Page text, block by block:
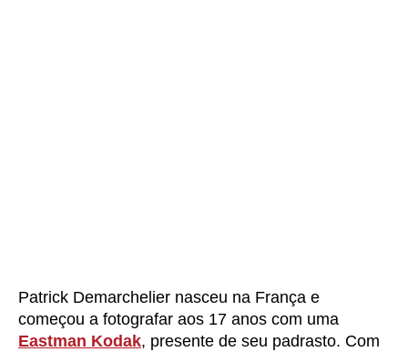
Patrick Demarchelier nasceu na França e
começou a fotografar aos 17 anos com uma
Eastman Kodak, presente de seu padrasto. Com